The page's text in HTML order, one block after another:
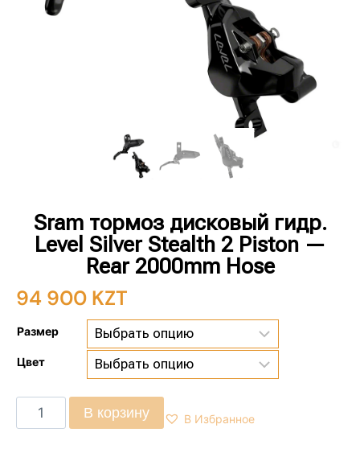
Sram тормоз дисковый гидр.
Level Silver Stealth 2 Piston —
Rear 2000mm Hose
94 900 KZT
Размер
Цвет
В корзину В Избранное